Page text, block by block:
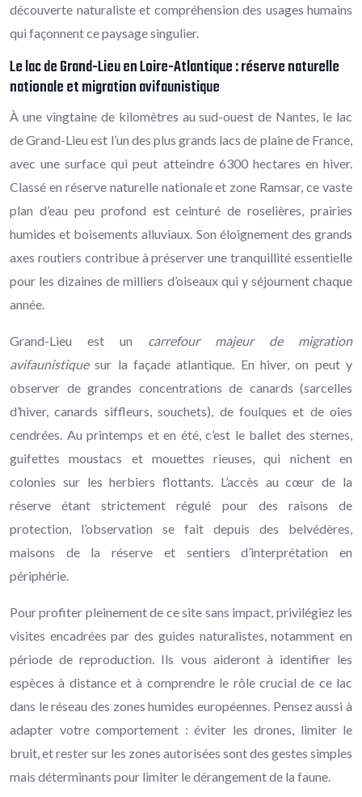
découverte naturaliste et compréhension des usages humains
qui façonnent ce paysage singulier.
Le lac de Grand-Lieu en Loire-Atlantique : réserve naturelle
nationale et migration avifaunistique
À une vingtaine de kilomètres au sud-ouest de Nantes, le lac
de Grand-Lieu est l’un des plus grands lacs de plaine de France,
avec une surface qui peut atteindre 6300 hectares en hiver.
Classé en réserve naturelle nationale et zone Ramsar, ce vaste
plan d’eau peu profond est ceinturé de roselières, prairies
humides et boisements alluviaux. Son éloignement des grands
axes routiers contribue à préserver une tranquillité essentielle
pour les dizaines de milliers d’oiseaux qui y séjournent chaque
année.
Grand-Lieu est un carrefour majeur de migration
avifaunistiquesur la façade atlantique. En hiver, on peut y
observer de grandes concentrations de canards (sarcelles
d’hiver, canards siffleurs, souchets), de foulques et de oies
cendrées. Au printemps et en été, c’est le ballet des sternes,
guifettes moustacs et mouettes rieuses, qui nichent en
colonies sur les herbiers flottants. L’accès au cœur de la
réserve étant strictement régulé pour des raisons de
protection, l’observation se fait depuis des belvédères,
maisons de la réserve et sentiers d’interprétation en
périphérie.
Pour profiter pleinement de ce site sans impact, privilégiez les
visites encadrées par des guides naturalistes, notamment en
période de reproduction. Ils vous aideront à identifier les
espèces à distance et à comprendre le rôle crucial de ce lac
dans le réseau des zones humides européennes. Pensez aussi à
adapter votre comportement : éviter les drones, limiter le
bruit, et rester sur les zones autorisées sont des gestes simples
mais déterminants pour limiter le dérangement de la faune.